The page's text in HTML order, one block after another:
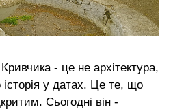
- це не архітектура,
історія у датах. Це те, що
Сьогодні він -